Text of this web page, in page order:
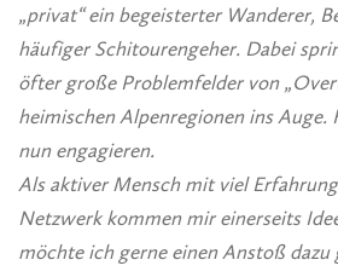
„privat“ ein begeisterter Wanderer,
häufiger Schitourengeher. Dabei
öfter große Problemfelder von
heimischen Alpenregionen ins
nun engagieren.
Als aktiver Mensch mit viel
Netzwerk kommen mir einerseits
möchte ich gerne einen Anstoß dazu